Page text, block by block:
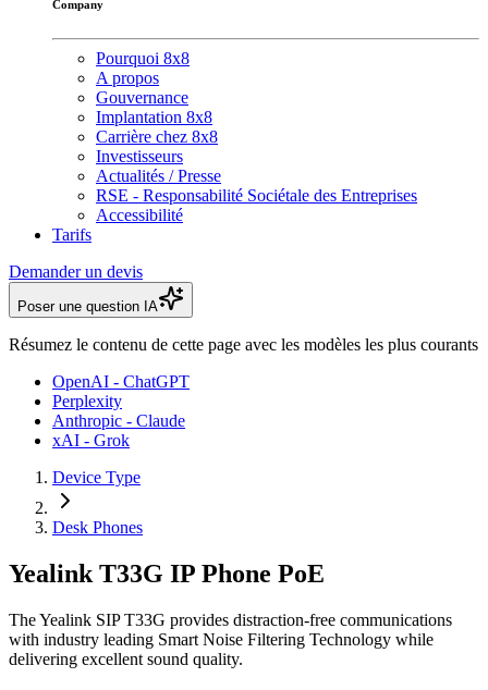
Company
Pourquoi 8x8
A propos
Gouvernance
Implantation 8x8
Carrière chez 8x8
Investisseurs
Actualités / Presse
RSE - Responsabilité Sociétale des Entreprises
Accessibilité
Tarifs
Demander un devis
Poser une question IA
Résumez le contenu de cette page avec les modèles les plus courants
OpenAI - ChatGPT
Perplexity
Anthropic - Claude
xAI - Grok
Device Type
Desk Phones
Yealink T33G IP Phone PoE
The Yealink SIP T33G provides distraction-free communications
with industry leading Smart Noise Filtering Technology while
delivering excellent sound quality.